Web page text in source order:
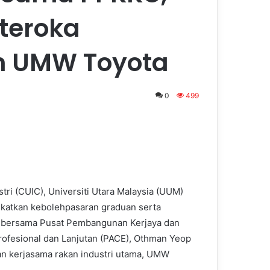
Toyota
0 499
(CUIC), Universiti Utara Malaysia (UUM)
kebolehpasaran graduan serta
Pusat Pembangunan Kerjaya dan
dan Lanjutan (PACE), Othman Yeop
kerjasama rakan industri utama, UMW